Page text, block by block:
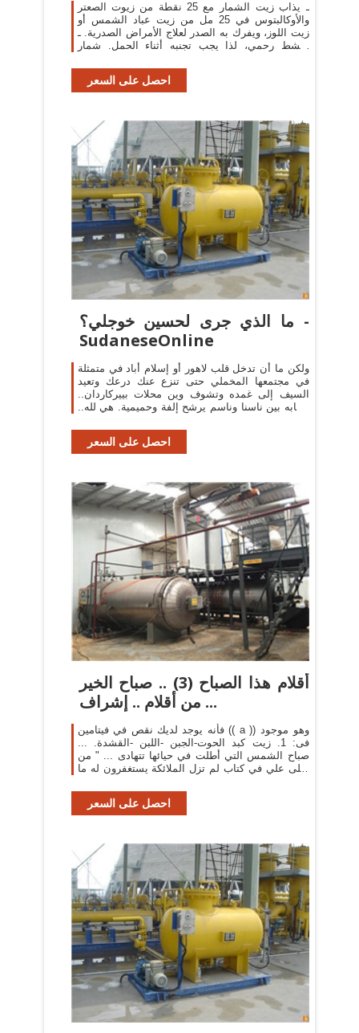
ـ يذاب زيت الشمار مع 25 نقطة من زيوت الصعتر
والأوكالبتوس في 25 مل من زيت عباد الشمس أو
زيت اللوز، ويفرك به الصدر لعلاج الأمراض الصدرية. ـ
منشط رحمي، لذا يجب تجنبه أثناء الحمل. شمار
احصل على السعر
ما الذي جرى لحسين خوجلي؟ -
SudaneseOnline
ولكن ما أن تدخل قلب لاهور أو إسلام أباد في متمثلة
في مجتمعها المخملي حتى تنزع عنك درعك وتعيد
السيف إلى غمده وتشوف وين محلات بييركاردان..
تشابه بين ناسنا وناسم يرشح إلفة وحميمية. هي لله..
احصل على السعر
أقلام هذا الصباح (3) .. صباح الخير
من أقلام .. إشراف ...
فأنه يوجد لديك نقص في فيتامين (( a )) وهو موجود
فى: 1. زيت كبد الحوت-الجبن -اللبن -القشدة. ...
صباح الشمس التي أطلت في حيائها تتهادى ... " من
صلى علي في كتاب لم تزل الملائكة يستغفرون له ما
احصل على السعر